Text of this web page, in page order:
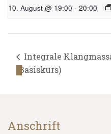
10. August @ 19:00 - 20:00
Integrale
(Basiskurs)
Anschrift